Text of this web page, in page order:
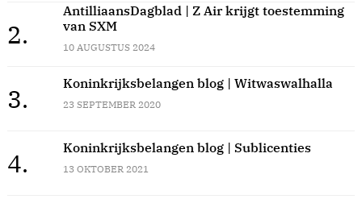
2.
AntilliaansDagblad | Z Air krijgt toestemming
van SXM
10 AUGUSTUS 2024
3.
Koninkrijksbelangen blog | Witwaswalhalla
23 SEPTEMBER 2020
4.
Koninkrijksbelangen blog | Sublicenties
13 OKTOBER 2021